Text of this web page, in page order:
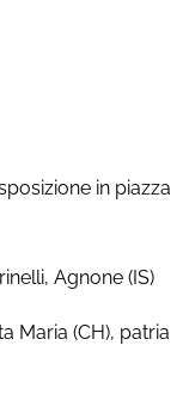
in piazza
Agnone (IS)
Maria (CH), patria